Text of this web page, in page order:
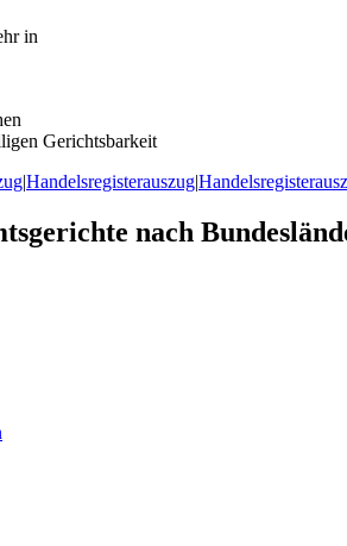
in
Gerichtsbarkeit
|Handelsregisterauszug|
nach